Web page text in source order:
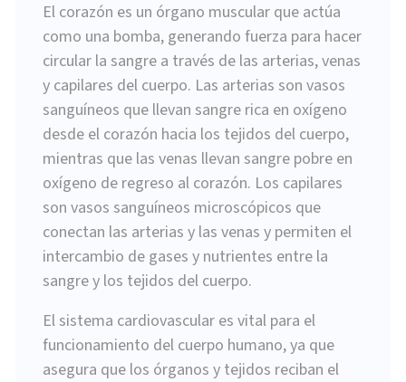
El corazón es un órgano muscular que actúa
como una bomba, generando fuerza para hacer
circular la sangre a través de las arterias, venas
y capilares del cuerpo. Las arterias son vasos
sanguíneos que llevan sangre rica en oxígeno
desde el corazón hacia los tejidos del cuerpo,
mientras que las venas llevan sangre pobre en
oxígeno de regreso al corazón. Los capilares
son vasos sanguíneos microscópicos que
conectan las arterias y las venas y permiten el
intercambio de gases y nutrientes entre la
sangre y los tejidos del cuerpo.
El sistema cardiovascular es vital para el
funcionamiento del cuerpo humano, ya que
asegura que los órganos y tejidos reciban el